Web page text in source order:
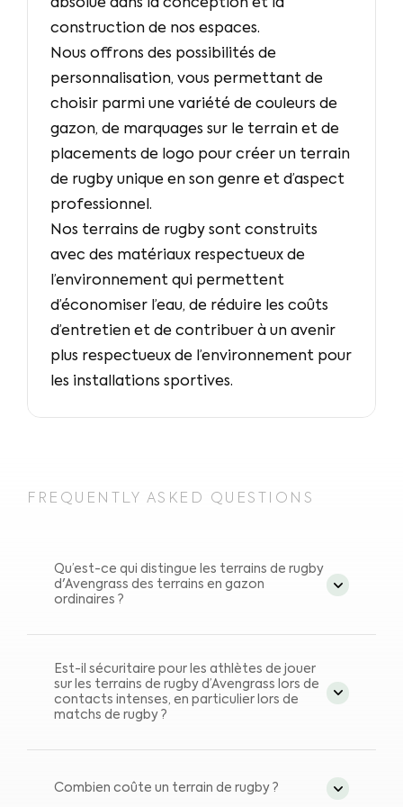
absolue dans la conception et la
construction de nos espaces.
Nous offrons des possibilités de
personnalisation, vous permettant de
choisir parmi une variété de couleurs de
gazon, de marquages sur le terrain et de
placements de logo pour créer un terrain
de rugby unique en son genre et d’aspect
professionnel.
Nos terrains de rugby sont construits
avec des matériaux respectueux de
l’environnement qui permettent
d’économiser l’eau, de réduire les coûts
d’entretien et de contribuer à un avenir
plus respectueux de l’environnement pour
les installations sportives.
FREQUENTLY ASKED QUESTIONS
Qu’est-ce qui distingue les terrains de rugby
d'Avengrass des terrains en gazon
ordinaires ?
Les terrains de rugby Avengrass utilisent
une technologie de gazon avancée, qui
est très similaire au gazon naturel, offrant
une durabilité améliorée et nécessitant
constantes.
Est-il sécuritaire pour les athlètes de jouer
sur les terrains de rugby d’Avengrass lors de
contacts intenses, en particulier lors de
matchs de rugby ?
La sécurité des athlètes est de la plus
haute importance. Les substrats
Combien coûte un terrain de rugby ?